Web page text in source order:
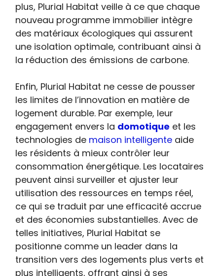
plus, Plurial Habitat veille à ce que chaque
nouveau programme immobilier intègre
des matériaux écologiques qui assurent
une isolation optimale, contribuant ainsi à
la réduction des émissions de carbone.
Enfin, Plurial Habitat ne cesse de pousser
les limites de l’innovation en matière de
logement durable. Par exemple, leur
engagement envers la domotique et les
technologies de maison intelligente aide
les résidents à mieux contrôler leur
consommation énergétique. Les locataires
peuvent ainsi surveiller et ajuster leur
utilisation des ressources en temps réel,
ce qui se traduit par une efficacité accrue
et des économies substantielles. Avec de
telles initiatives, Plurial Habitat se
positionne comme un leader dans la
transition vers des logements plus verts et
plus intelligents, offrant ainsi à ses